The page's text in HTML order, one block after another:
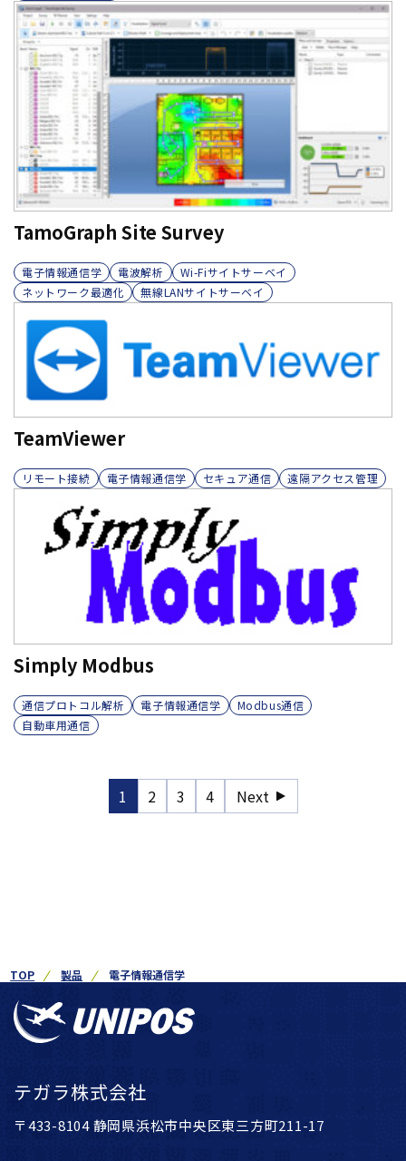
TamoGraph Site Survey
電子情報通信学 電波解析
Wi-Fiサイトサーベイ
ネットワーク最適化
無線LANサイトサーベイ
TeamViewer
リモート接続 電子情報通信学 セキュア通信 遠隔アクセス管理
Simply Modbus
通信プロトコル解析 電子情報通信学
Modbus通信
自動車用通信
1 2 3 4 Next
TOP 製品 電子情報通信学
テガラ株式会社
〒433-8104 静岡県浜松市中央区東三方町211-17